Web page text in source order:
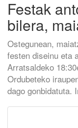
Festak
bilera,
Ostegunean,
festen diseinu eta
Arratsaldeko
Ordubeteko
dago gonbidatuta.